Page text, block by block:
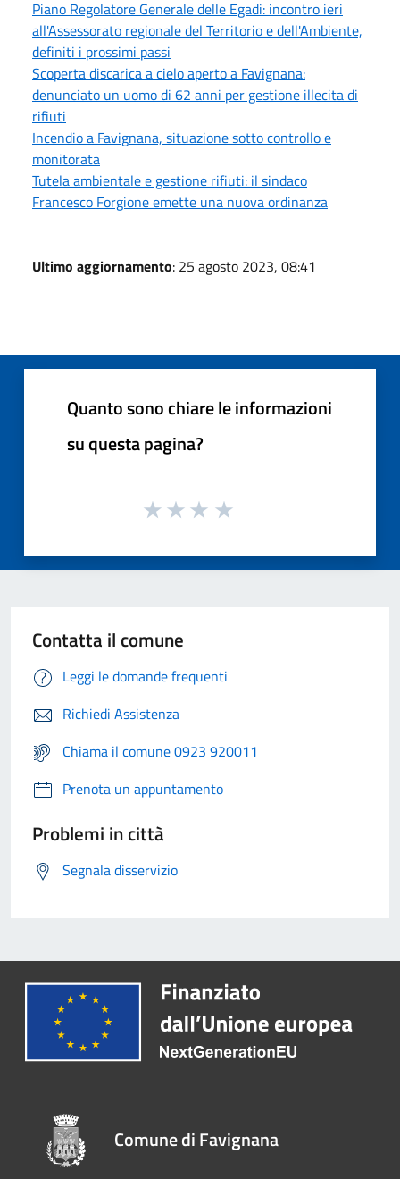
Piano Regolatore Generale delle Egadi: incontro ieri
all'Assessorato regionale del Territorio e dell'Ambiente,
definiti i prossimi passi
Scoperta discarica a cielo aperto a Favignana:
denunciato un uomo di 62 anni per gestione illecita di
rifiuti
Incendio a Favignana, situazione sotto controllo e
monitorata
Tutela ambientale e gestione rifiuti: il sindaco
Francesco Forgione emette una nuova ordinanza
Ultimo aggiornamento: 25 agosto 2023, 08:41
Quanto sono chiare le informazioni
su questa pagina?
Contatta il comune
Leggi le domande frequenti
Richiedi Assistenza
Chiama il comune 0923 920011
Prenota un appuntamento
Problemi in città
Segnala disservizio
Comune di Favignana